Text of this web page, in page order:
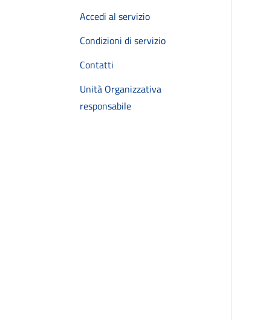
Accedi al servizio
Condizioni di servizio
Contatti
Unità Organizzativa
responsabile